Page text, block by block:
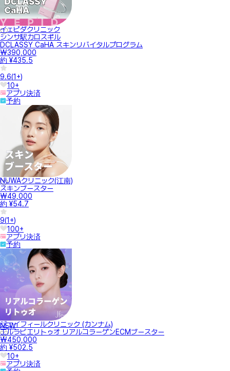
イェピダクリニック
シンサ駅カロスギル
DCLASSY CaHA スキンリバイタルプログラム
₩390,000
約 ¥435.5
9.6(1+)
10+
アプリ決済
予約
NUWAクリニック(江南)
スキンブースター
₩49,000
約 ¥54.7
9(1+)
100+
アプリ決済
予約
NEW
ジェイフィールクリニック (カンナム)
エルラビエリトゥオ リアルコラーゲンECMブースター
₩450,000
約 ¥502.5
10+
アプリ決済